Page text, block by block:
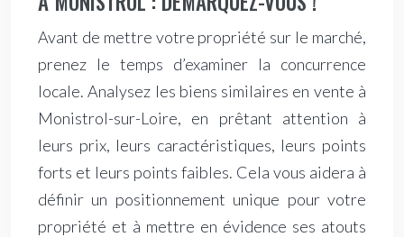
Avant de mettre votre propriété sur le marché,
prenez le temps d’examiner la concurrence
locale. Analysez les biens similaires en vente à
Monistrol-sur-Loire, en prêtant attention à
leurs prix, leurs caractéristiques, leurs points
forts et leurs points faibles. Cela vous aidera à
définir un positionnement unique pour votre
propriété et à mettre en évidence ses atouts